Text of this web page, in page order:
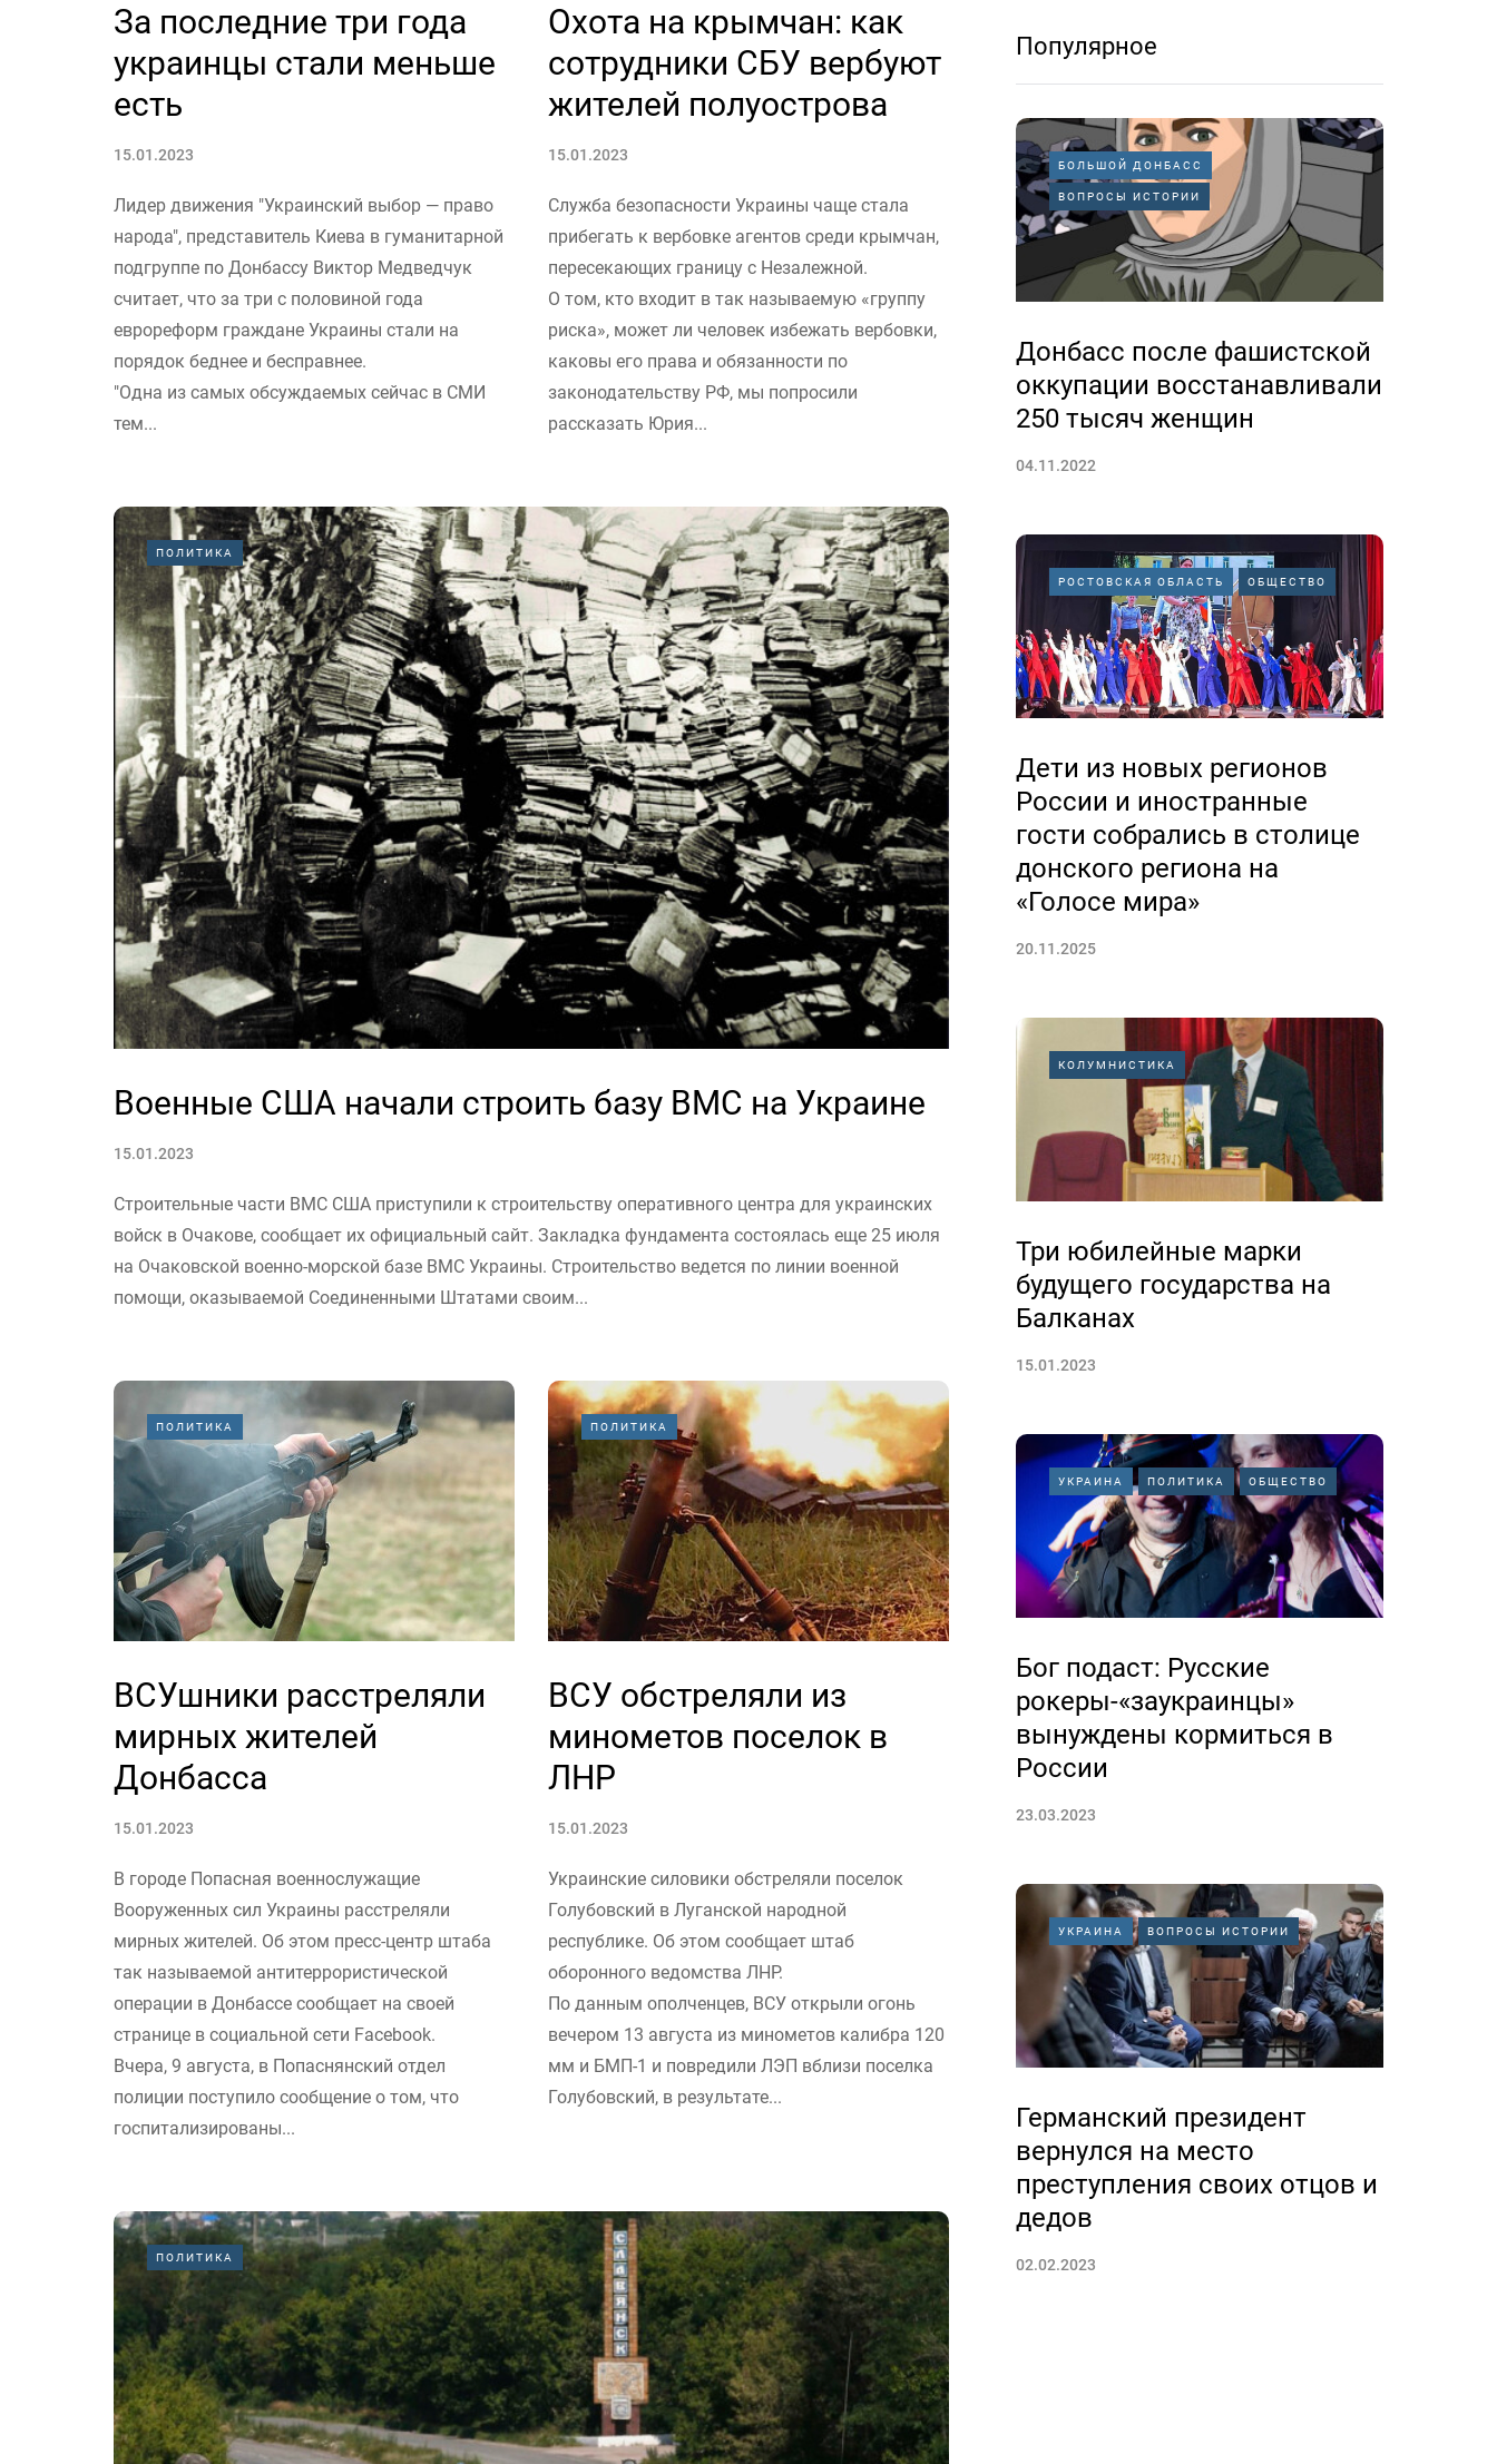
За последние три года
украинцы стали меньше
есть
15.01.2023
Лидер движения "Украинский выбор — право
народа", представитель Киева в гуманитарной
подгруппе по Донбассу Виктор Медведчук
считает, что за три с половиной года
еврореформ граждане Украины стали на
порядок беднее и бесправнее.
"Одна из самых обсуждаемых сейчас в СМИ
тем...
Охота на крымчан: как
сотрудники СБУ вербуют
жителей полуострова
15.01.2023
Служба безопасности Украины чаще стала
прибегать к вербовке агентов среди крымчан,
пересекающих границу с Незалежной.
О том, кто входит в так называемую «группу
риска», может ли человек избежать вербовки,
каковы его права и обязанности по
законодательству РФ, мы попросили
рассказать Юрия...
ПОЛИТИКА
Военные США начали строить базу ВМС на Украине
15.01.2023
Строительные части ВМС США приступили к строительству оперативного центра для украинских
войск в Очакове, сообщает их официальный сайт. Закладка фундамента состоялась еще 25 июля
на Очаковской военно-морской базе ВМС Украины. Строительство ведется по линии военной
помощи, оказываемой Соединенными Штатами своим...
ПОЛИТИКА
ВСУшники расстреляли
мирных жителей
Донбасса
15.01.2023
В городе Попасная военнослужащие
Вооруженных сил Украины расстреляли
мирных жителей. Об этом пресс-центр штаба
так называемой антитеррористической
операции в Донбассе сообщает на своей
странице в социальной сети Facebook.
Вчера, 9 августа, в Попаснянский отдел
полиции поступило сообщение о том, что
госпитализированы...
ПОЛИТИКА
ВСУ обстреляли из
минометов поселок в
ЛНР
15.01.2023
Украинские силовики обстреляли поселок
Голубовский в Луганской народной
республике. Об этом сообщает штаб
оборонного ведомства ЛНР.
По данным ополченцев, ВСУ открыли огонь
вечером 13 августа из минометов калибра 120
мм и БМП-1 и повредили ЛЭП вблизи поселка
Голубовский, в результате...
ПОЛИТИКА
Популярное
БОЛЬШОЙ ДОНБАСС
ВОПРОСЫ ИСТОРИИ
Донбасс после фашистской
оккупации восстанавливали
250 тысяч женщин
04.11.2022
РОСТОВСКАЯ ОБЛАСТЬ ОБЩЕСТВО
Дети из новых регионов
России и иностранные
гости собрались в столице
донского региона на
«Голосе мира»
20.11.2025
КОЛУМНИСТИКА
Три юбилейные марки
будущего государства на
Балканах
15.01.2023
УКРАИНА ПОЛИТИКА ОБЩЕСТВО
Бог подаст: Русские
рокеры-«заукраинцы»
вынуждены кормиться в
России
23.03.2023
УКРАИНА ВОПРОСЫ ИСТОРИИ
Германский президент
вернулся на место
преступления своих отцов и
дедов
02.02.2023